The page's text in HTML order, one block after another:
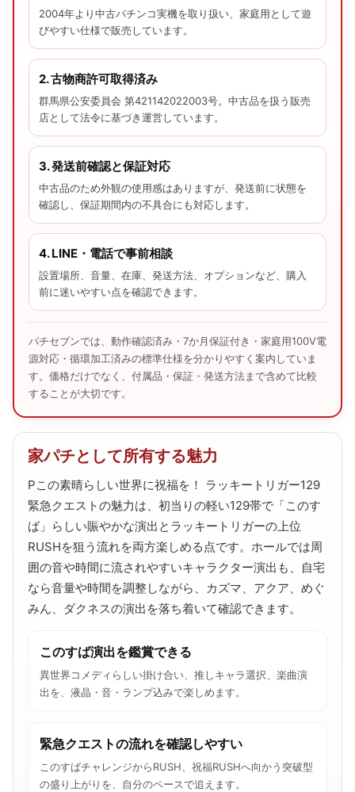
2004年より中古パチンコ実機を取り扱い、家庭用として遊
びやすい仕様で販売しています。
2. 古物商許可取得済み
群馬県公安委員会 第421142022003号。中古品を扱う販売
店として法令に基づき運営しています。
3. 発送前確認と保証対応
中古品のため外観の使用感はありますが、発送前に状態を
確認し、保証期間内の不具合にも対応します。
4. LINE・電話で事前相談
設置場所、音量、在庫、発送方法、オプションなど、購入
前に迷いやすい点を確認できます。
パチセブンでは、動作確認済み・7か月保証付き・家庭用100V電
源対応・循環加工済みの標準仕様を分かりやすく案内していま
す。価格だけでなく、付属品・保証・発送方法まで含めて比較
することが大切です。
家パチとして所有する魅力
Pこの素晴らしい世界に祝福を！ ラッキートリガー129
緊急クエストの魅力は、初当りの軽い129帯で「このす
ば」らしい賑やかな演出とラッキートリガーの上位
RUSHを狙う流れを両方楽しめる点です。ホールでは周
囲の音や時間に流されやすいキャラクター演出も、自宅
なら音量や時間を調整しながら、カズマ、アクア、めぐ
みん、ダクネスの演出を落ち着いて確認できます。
このすば演出を鑑賞できる
異世界コメディらしい掛け合い、推しキャラ選択、楽曲演
出を、液晶・音・ランプ込みで楽しめます。
緊急クエストの流れを確認しやすい
このすばチャレンジからRUSH、祝福RUSHへ向かう突破型
の盛り上がりを、自分のペースで追えます。